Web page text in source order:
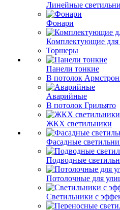
Линейные
Фонари
Комплектующие для
Торшеры
Панели тонкие
В потолок
Аварийные
В потолок Грильято
ЖКХ светильники
Фасадные
Подводные
Потолочные для
Светильники с